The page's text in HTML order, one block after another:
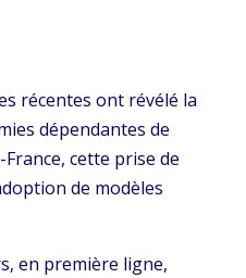
récentes ont révélé la
dépendantes de
cette prise de
de modèles
en première ligne,